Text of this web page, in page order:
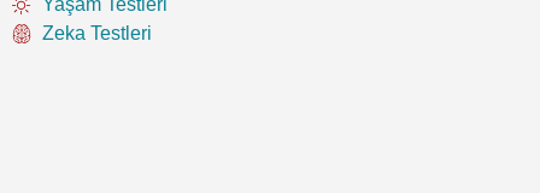
Zeka Testleri